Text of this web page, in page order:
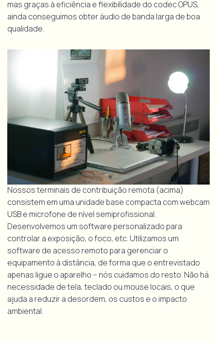
mas graças à eficiência e flexibilidade do codec OPUS,
ainda conseguimos obter áudio de banda larga de boa
qualidade.
Nossos terminais de contribuição remota (acima)
consistem em uma unidade base compacta com webcam
USB e microfone de nível semiprofissional.
Desenvolvemos um software personalizado para
controlar a exposição, o foco, etc. Utilizamos um
software de acesso remoto para gerenciar o
equipamento à distância, de forma que o entrevistado
apenas ligue o aparelho – nós cuidamos do resto. Não há
necessidade de tela, teclado ou mouse locais, o que
ajuda a reduzir a desordem, os custos e o impacto
ambiental.